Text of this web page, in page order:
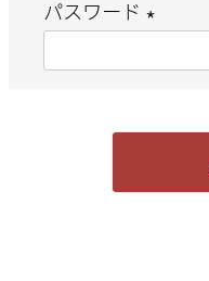
須
)
パスワード
須